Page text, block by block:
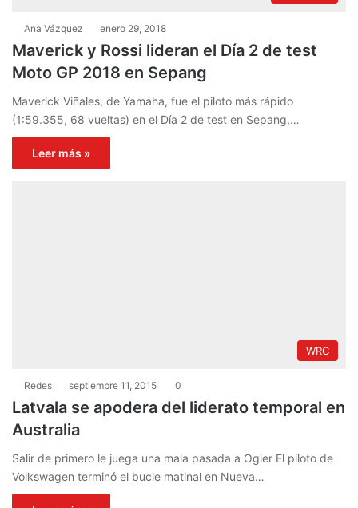
Ana Vázquez enero 29, 2018
Maverick y Rossi lideran el Día 2 de test
Moto GP 2018 en Sepang
Maverick Viñales, de Yamaha, fue el piloto más rápido
(1:59.355, 68 vueltas) en el Día 2 de test en Sepang,…
Leer más »
WRC
Redes septiembre 11, 2015 0
Latvala se apodera del liderato temporal en
Australia
Salir de primero le juega una mala pasada a Ogier El piloto de
Volkswagen terminó el bucle matinal en Nueva…